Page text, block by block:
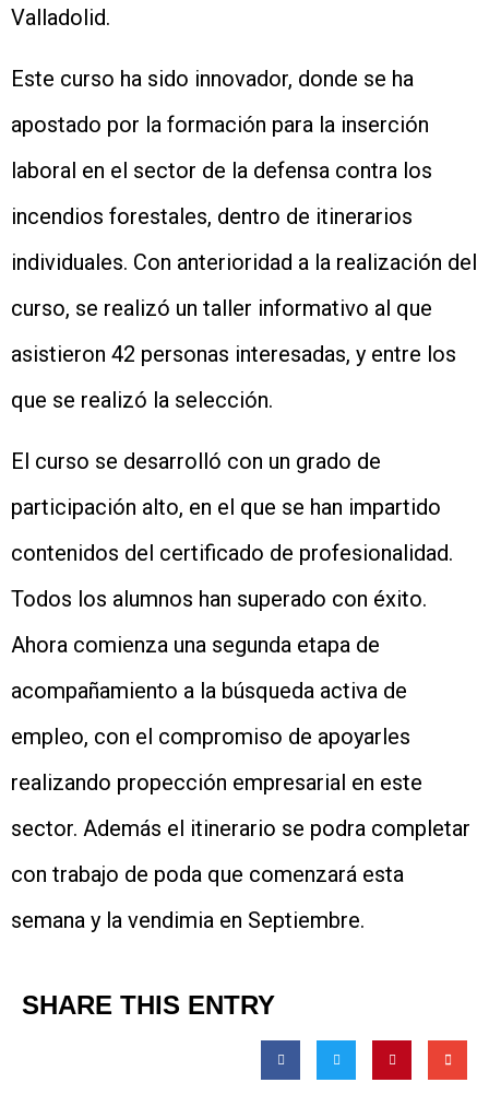
Valladolid.
Este curso ha sido innovador, donde se ha
apostado por la formación para la inserción
laboral en el sector de la defensa contra los
incendios forestales, dentro de itinerarios
individuales. Con anterioridad a la realización del
curso, se realizó un taller informativo al que
asistieron 42 personas interesadas, y entre los
que se realizó la selección.
El curso se desarrolló con un grado de
participación alto, en el que se han impartido
contenidos del certificado de profesionalidad.
Todos los alumnos han superado con éxito.
Ahora comienza una segunda etapa de
acompañamiento a la búsqueda activa de
empleo, con el compromiso de apoyarles
realizando propección empresarial en este
sector. Además el itinerario se podra completar
con trabajo de poda que comenzará esta
semana y la vendimia en Septiembre.
SHARE THIS ENTRY